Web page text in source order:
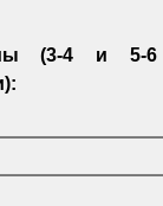
(3-4 и 5-6